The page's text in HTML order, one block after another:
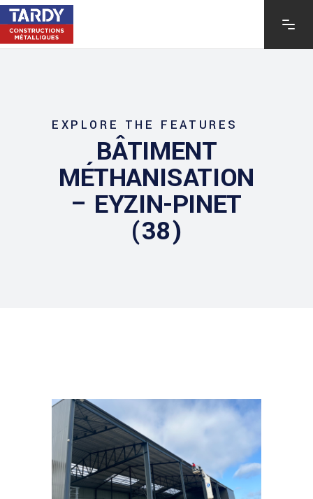
EXPLORE THE FEATURES
BÂTIMENT
MÉTHANISATION
– EYZIN-PINET
(38)